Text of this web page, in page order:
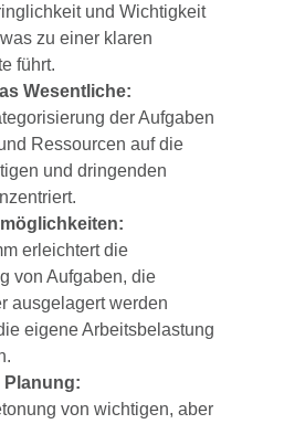
und Wichtigkeit
zu einer klaren
führt.
Wesentliche:
der Aufgaben
Ressourcen auf die
und dringenden
erleichtert die
von Aufgaben, die
ausgelagert werden
eigene Arbeitsbelastung
Planung:
von wichtigen, aber